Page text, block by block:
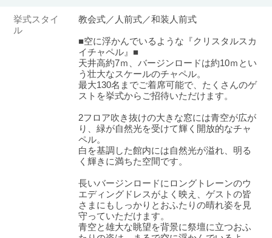
挙式スタイ
ル
教会式／人前式／和装人前式
■空に浮かんでいるような『クリスタルスカ
イチャペル』■
天井高約7ｍ、バージンロードは約10ｍとい
う壮大なスケールのチャペル。
最大130名までご着席可能で、たくさんのゲ
ストを挙式からご招待いただけます。
2フロア吹き抜けの大きな窓には青空が広が
り、緑が自然光を受けて輝く開放的なチャ
ペル。
白を基調した館内には自然光が溢れ、明る
く輝きに満ちた空間です。
長いバージンロードにロングトレーンのウ
エディングドレスがよく映え、ゲストの皆
さまにもしっかりとおふたりの晴れ姿を見
守っていただけます。
青空と雄大な眺望を背景に祭壇に立つおふ